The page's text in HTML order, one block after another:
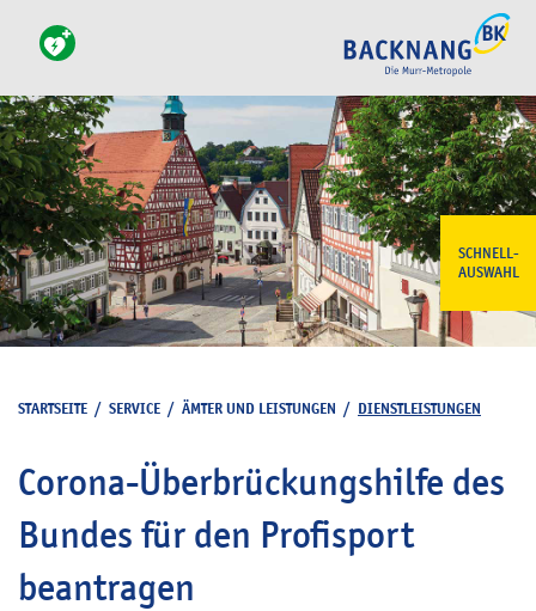
SCHNELL-
AUSWAHL
STARTSEITE / SERVICE / ÄMTER UND LEISTUNGEN / DIENSTLEISTUNGEN
Corona-Überbrückungshilfe des
Bundes für den Profisport
beantragen